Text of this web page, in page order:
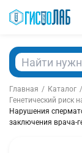
Поиск
Главная
Каталог
Генетический риск
Нарушения
заключения врача-